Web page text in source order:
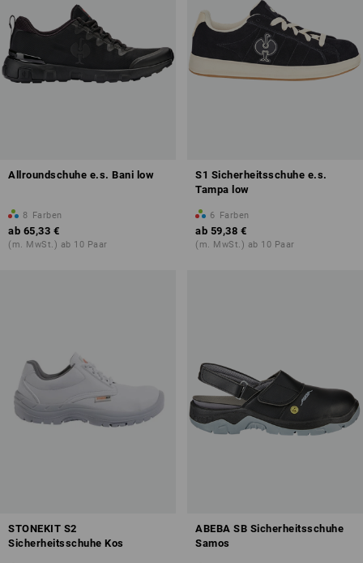
Allroundschuhe e.s. Bani low
8 Farben
ab 65,33 €
(m. MwSt.) ab 10 Paar
S1 Sicherheitsschuhe e.s.
Tampa low
6 Farben
ab 59,38 €
(m. MwSt.) ab 10 Paar
STONEKIT S2
Sicherheitsschuhe Kos
ABEBA SB Sicherheitsschuhe
Samos